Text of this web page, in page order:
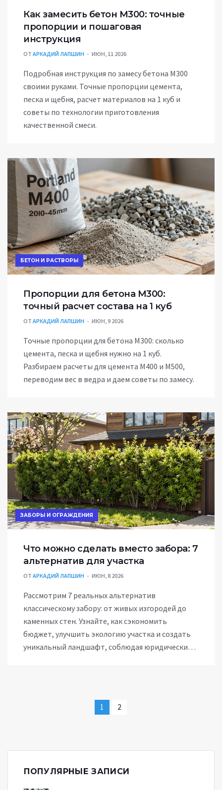
Как замесить бетон М300: точные
пропорции и пошаговая
инструкция
ОТ АРКАДИЙ ЛАПШИН ИЮН, 11 2026
Подробная инструкция по замесу бетона М300
своими руками. Точные пропорции цемента,
песка и щебня, расчет материалов на 1 куб и
советы по технологии приготовления
качественной смеси.
БЕТОН И РАСТВОРЫ
Пропорции для бетона М300:
точный расчет состава на 1 куб
ОТ АРКАДИЙ ЛАПШИН ИЮН, 9 2026
Точные пропорции для бетона М300: сколько
цемента, песка и щебня нужно на 1 куб.
Разбираем расчеты для цемента М400 и М500,
переводим вес в ведра и даем советы по замесу.
ЗАБОРЫ И ОГРАЖДЕНИЯ
Что можно сделать вместо забора: 7
альтернатив для участка
ОТ АРКАДИЙ ЛАПШИН ИЮН, 8 2026
Рассмотрим 7 реальных альтернатив
классическому забору: от живых изгородей до
каменных стен. Узнайте, как сэкономить
бюджет, улучшить экологию участка и создать
уникальный ландшафт, соблюдая юридические
1 2
ПОПУЛЯРНЫЕ ЗАПИСИ